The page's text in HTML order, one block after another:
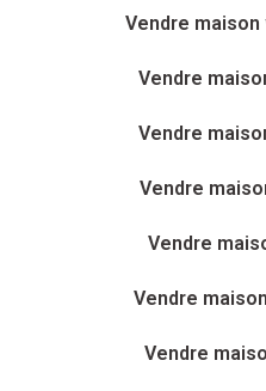
Vendre
Vendre
Vendre
Vendre
Vendre
Vendre
Vendre